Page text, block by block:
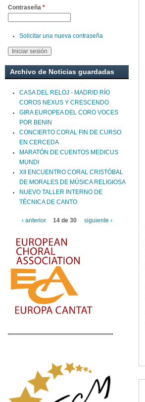
Contraseña *
Solicitar una nueva contraseña
Archivo de Noticias guardadas
CASA DEL RELOJ - MADRID RÍO
COROS NEXUS Y CRESCENDO
GIRA EUROPEA DEL CORO VOCES
POR BENIN
CONCIERTO CORAL FIN DE CURSO
EN CERCEDA
MARATÓN DE CUENTOS MEDICUS
MUNDI
XII ENCUENTRO CORAL CRISTÓBAL
DE MORALES DE MÚSICA RELIGIOSA
NUEVO TALLER INTERNO DE
TÉCNICA DE CANTO
‹ anterior 14 de 30 siguiente ›